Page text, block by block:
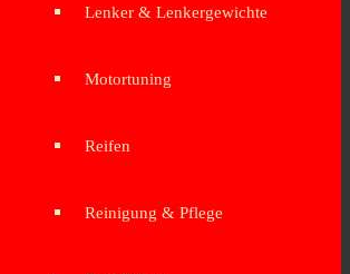
Lenker & Lenkergewichte
Motortuning
Reifen
Reinigung & Pflege